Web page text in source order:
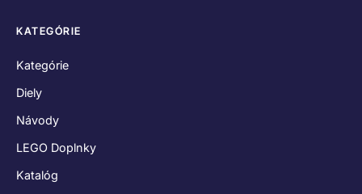
KATEGÓRIE
Kategórie
Diely
Návody
LEGO Doplnky
Katalóg